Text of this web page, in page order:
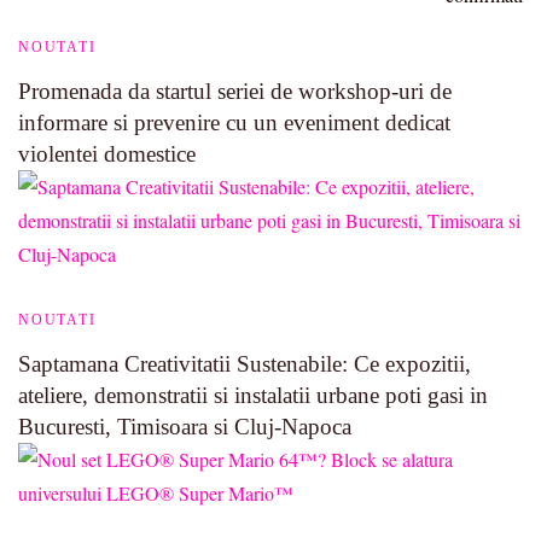
NOUTATI
Promenada da startul seriei de workshop-uri de
informare si prevenire cu un eveniment dedicat
violentei domestice
NOUTATI
Saptamana Creativitatii Sustenabile: Ce expozitii,
ateliere, demonstratii si instalatii urbane poti gasi in
Bucuresti, Timisoara si Cluj-Napoca